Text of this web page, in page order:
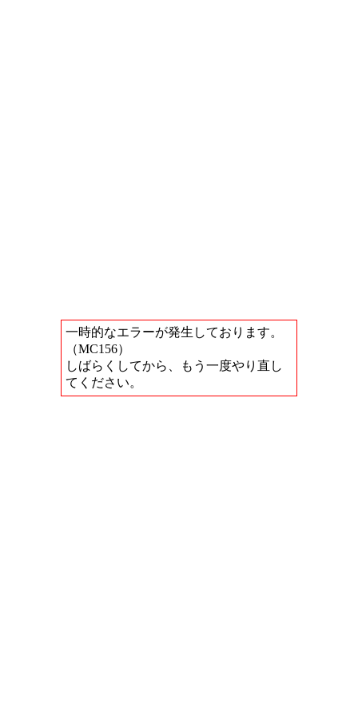
一時的なエラーが発生しております。
（MC156）
しばらくしてから、もう一度やり直し
てください。